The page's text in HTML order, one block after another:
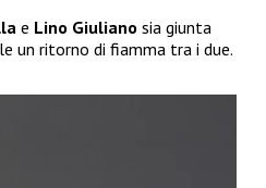
e Lino Giuliano sia giunta
un ritorno di fiamma tra i due.